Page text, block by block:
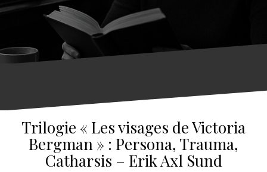
Trilogie « Les visages de Victoria
Bergman » : Persona, Trauma,
Catharsis – Erik Axl Sund